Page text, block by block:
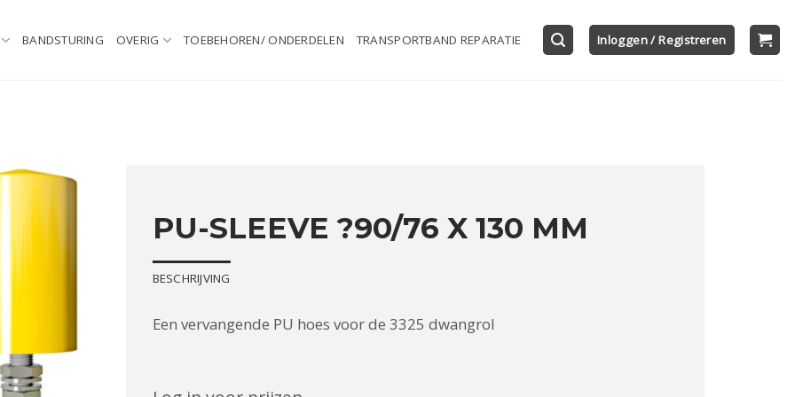
BANDSTURING OVERIG TOEBEHOREN/ ONDERDELEN TRANSPORTBAND REPARATIE Inloggen / Registreren
PU-SLEEVE ?90/76 X 130 MM
BESCHRIJVING
Een vervangende PU hoes voor de 3325 dwangrol